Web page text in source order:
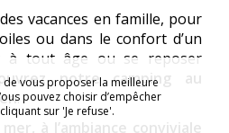
vacances en famille, pour
ou dans le confort d’un
à tout âge ou se reposer
notre camping au
.
à l’ambiance conviviale
vous proposer la meilleure
pouvez choisir d’empêcher
sur 'Je refuse'.